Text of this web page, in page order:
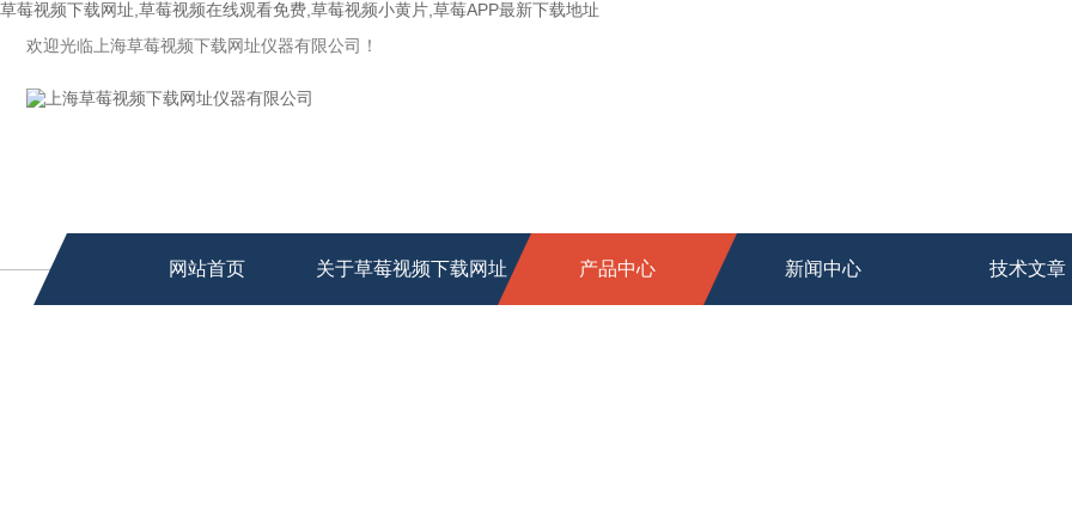
草莓视频下载网址,草莓视频在线观看免费,草莓视频小黄片,草莓APP最新下载地址
欢迎光临上海草莓视频下载网址仪器有限公司！
网站首页 关于草莓视频下载网址 产品中心 新闻中心 技术文章